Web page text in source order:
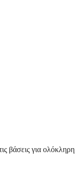
βάσεις για ολόκληρη